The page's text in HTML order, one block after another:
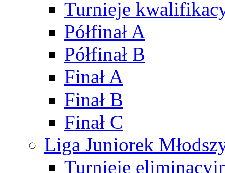
Turnieje
Półfinał A
Półfinał B
Finał A
Finał B
Finał C
Liga Juniorek
Turnieje